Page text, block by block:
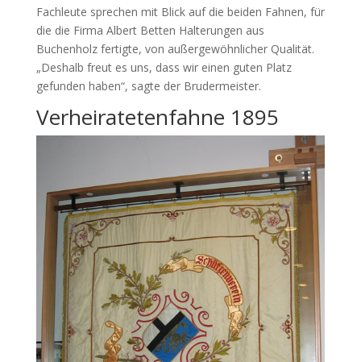
Fachleute sprechen mit Blick auf die beiden Fahnen, für
die die Firma Albert Betten Halterungen aus
Buchenholz fertigte, von außergewöhnlicher Qualität.
„Deshalb freut es uns, dass wir einen guten Platz
gefunden haben“, sagte der Brudermeister.
Verheiratetenfahne 1895